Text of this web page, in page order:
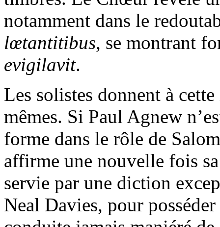
notamment dans le
lœtantitibus, se montrant
evigilavit.
Les solistes donnent à
mêmes. Si Paul Agnew
forme dans le rôle de
affirme une nouvelle fois
servie par une diction
Neal Davies, pour